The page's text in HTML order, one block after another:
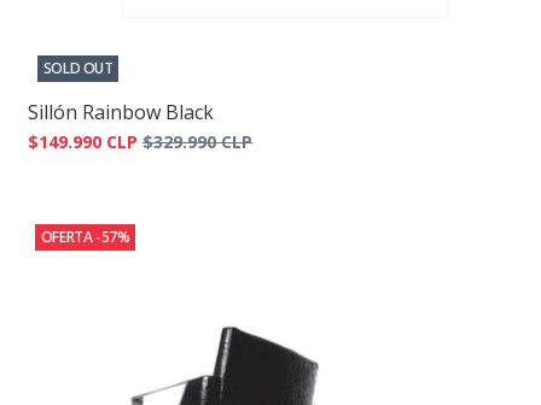
SOLD OUT
Sillón Rainbow Black
$149.990 CLP $329.990 CLP
OFERTA -57%